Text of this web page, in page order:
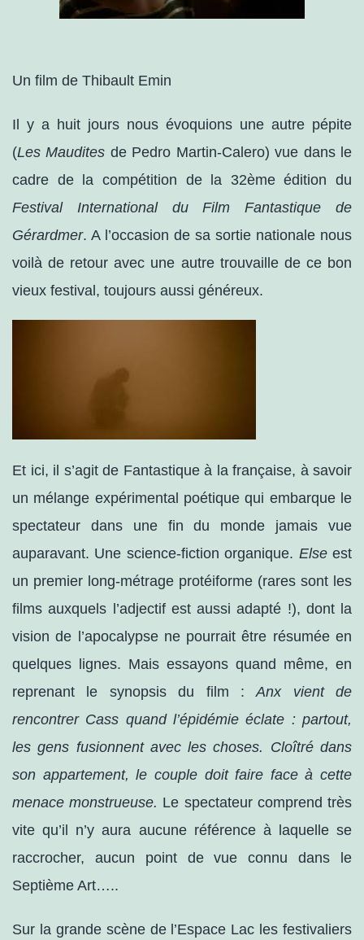
Un film de Thibault Emin
Il y a huit jours nous évoquions une autre pépite
(Les Maudites de Pedro Martin-Calero) vue dans le
cadre de la compétition de la 32ème édition du
Festival International du Film Fantastique de
Gérardmer. A l’occasion de sa sortie nationale nous
voilà de retour avec une autre trouvaille de ce bon
vieux festival, toujours aussi généreux.
Et ici, il s’agit de Fantastique à la française, à savoir
un mélange expérimental poétique qui embarque le
spectateur dans une fin du monde jamais vue
auparavant. Une science-fiction organique. Elseest
un premier long-métrage protéiforme (rares sont les
films auxquels l’adjectif est aussi adapté !), dont la
vision de l’apocalypse ne pourrait être résumée en
quelques lignes. Mais essayons quand même, en
reprenant le synopsis du film :Anx vient de
rencontrer Cass quand l’épidémie éclate : partout,
les gens fusionnent avec les choses. Cloîtré dans
son appartement, le couple doit faire face à cette
menace monstrueuse. Le spectateur comprend très
vite qu’il n’y aura aucune référence à laquelle se
raccrocher, aucun point de vue connu dans le
Septième Art…..
Sur la grande scène de l’Espace Lac les festivaliers